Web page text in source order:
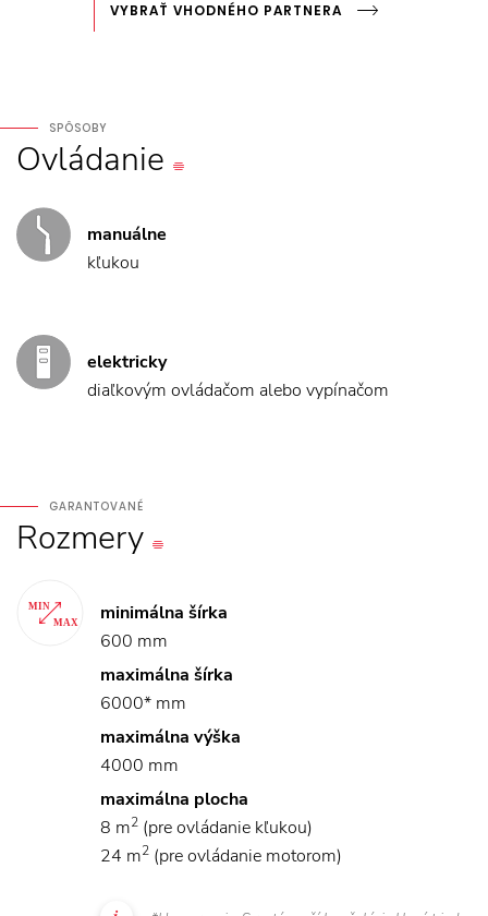
VYBRAŤ VHODNÉHO PARTNERA
SPÔSOBY
Ovládanie
manuálne
kľukou
elektricky
diaľkovým ovládačom alebo vypínačom
GARANTOVANÉ
Rozmery
minimálna šírka
600 mm
maximálna šírka
6000* mm
maximálna výška
4000 mm
maximálna plocha
8 m2 (pre ovládanie kľukou)
24 m2 (pre ovládanie motorom)